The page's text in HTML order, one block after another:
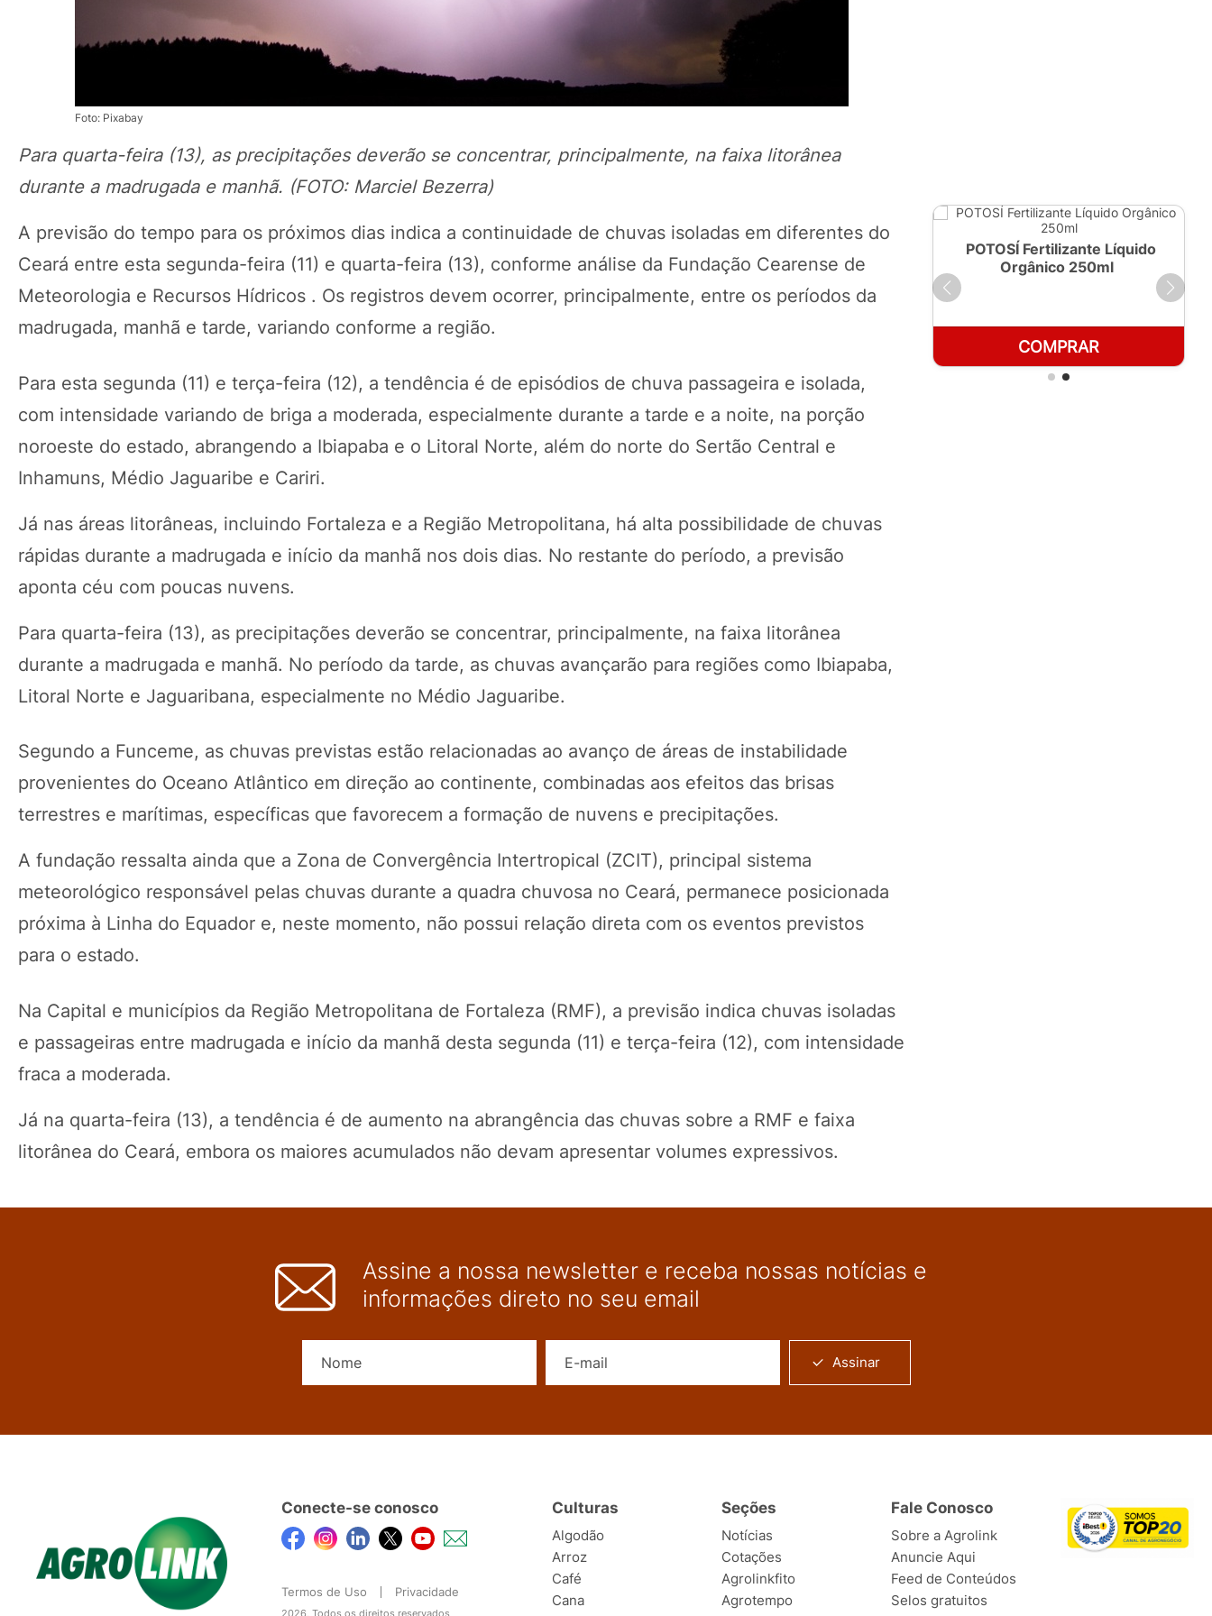
Foto: Pixabay
Para quarta-feira (13), as precipitações deverão se concentrar, principalmente, na faixa litorânea
durante a madrugada e manhã. (FOTO: Marciel Bezerra)
A previsão do tempo para os próximos dias indica a continuidade de chuvas isoladas em diferentes do
Ceará entre esta segunda-feira (11) e quarta-feira (13), conforme análise da Fundação Cearense de
Meteorologia e Recursos Hídricos . Os registros devem ocorrer, principalmente, entre os períodos da
madrugada, manhã e tarde, variando conforme a região.
Para esta segunda (11) e terça-feira (12), a tendência é de episódios de chuva passageira e isolada,
com intensidade variando de briga a moderada, especialmente durante a tarde e a noite, na porção
noroeste do estado, abrangendo a Ibiapaba e o Litoral Norte, além do norte do Sertão Central e
Inhamuns, Médio Jaguaribe e Cariri.
Já nas áreas litorâneas, incluindo Fortaleza e a Região Metropolitana, há alta possibilidade de chuvas
rápidas durante a madrugada e início da manhã nos dois dias. No restante do período, a previsão
aponta céu com poucas nuvens.
Para quarta-feira (13), as precipitações deverão se concentrar, principalmente, na faixa litorânea
durante a madrugada e manhã. No período da tarde, as chuvas avançarão para regiões como Ibiapaba,
Litoral Norte e Jaguaribana, especialmente no Médio Jaguaribe.
Segundo a Funceme, as chuvas previstas estão relacionadas ao avanço de áreas de instabilidade
provenientes do Oceano Atlântico em direção ao continente, combinadas aos efeitos das brisas
terrestres e marítimas, específicas que favorecem a formação de nuvens e precipitações.
A fundação ressalta ainda que a Zona de Convergência Intertropical (ZCIT), principal sistema
meteorológico responsável pelas chuvas durante a quadra chuvosa no Ceará, permanece posicionada
próxima à Linha do Equador e, neste momento, não possui relação direta com os eventos previstos
para o estado.
Na Capital e municípios da Região Metropolitana de Fortaleza (RMF), a previsão indica chuvas isoladas
e passageiras entre madrugada e início da manhã desta segunda (11) e terça-feira (12), com intensidade
fraca a moderada.
Já na quarta-feira (13), a tendência é de aumento na abrangência das chuvas sobre a RMF e faixa
litorânea do Ceará, embora os maiores acumulados não devam apresentar volumes expressivos.
Orgânico 1 LT
POTOSÍ Fertilizante Líquido
Orgânico 250ml
COMPRAR
Assine a nossa newsletter e receba nossas notícias e
informações direto no seu email
Assinar
Conecte-se conosco
Termos de Uso Privacidade
2026, Todos os direitos reservados
Culturas
Algodão
Arroz
Café
Cana
Seções
Notícias
Cotações
Agrolinkfito
Agrotempo
Fale Conosco
Sobre a Agrolink
Anuncie Aqui
Feed de Conteúdos
Selos gratuitos